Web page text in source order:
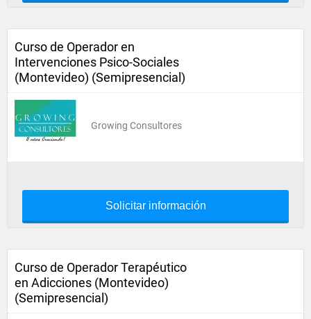
Curso de Operador en
Intervenciones Psico-Sociales
(Montevideo) (Semipresencial)
Growing Consultores
Solicitar información
Curso de Operador Terapéutico
en Adicciones (Montevideo)
(Semipresencial)